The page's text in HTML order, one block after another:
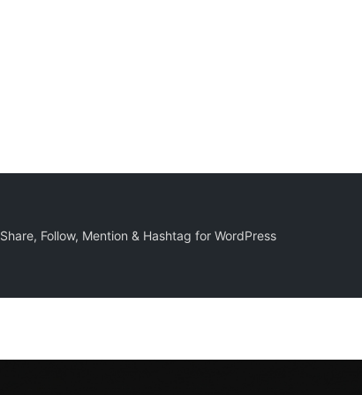
Follow, Mention & Hashtag for WordPress